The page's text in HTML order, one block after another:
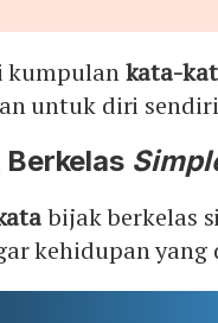
kumpulankata-
untuk diri
bijak berkelas
kehidupan